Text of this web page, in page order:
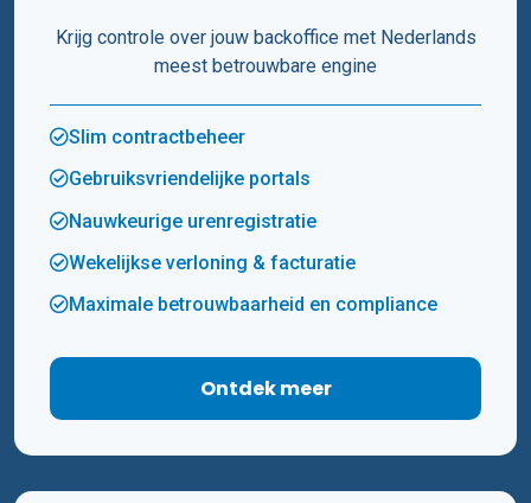
Krijg controle over jouw backoffice met Nederlands
meest betrouwbare engine
Slim contractbeheer
Gebruiksvriendelijke portals
Nauwkeurige urenregistratie
Wekelijkse verloning & facturatie
Maximale betrouwbaarheid en compliance
Ontdek meer